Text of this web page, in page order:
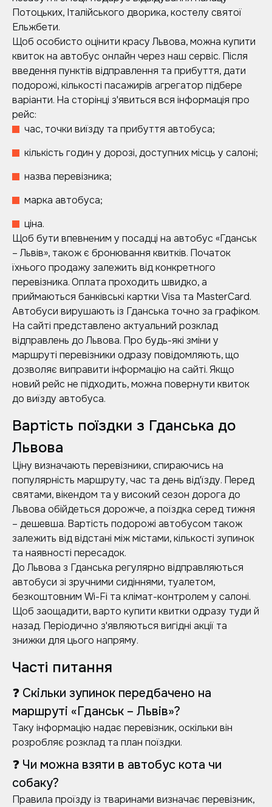
Потоцьких, Італійського дворика, костелу святої
Ельжбети.
Щоб особисто оцінити красу Львова, можна купити
квиток на автобус онлайн через наш сервіс. Після
введення пунктів відправлення та прибуття, дати
подорожі, кількості пасажирів агрегатор підбере
варіанти. На сторінці з'явиться вся інформація про
рейс:
час, точки виїзду та прибуття автобуса;
кількість годин у дорозі, доступних місць у салоні;
назва перевізника;
марка автобуса;
ціна.
Щоб бути впевненим у посадці на автобус «Гданськ
– Львів», також є бронювання квитків. Початок
їхнього продажу залежить від конкретного
перевізника. Оплата проходить швидко, а
приймаються банківські картки Visa та MasterCard.
Автобуси вирушають із Гданська точно за графіком.
На сайті представлено актуальний розклад
відправлень до Львова. Про будь-які зміни у
маршруті перевізники одразу повідомляють, що
дозволяє виправити інформацію на сайті. Якщо
новий рейс не підходить, можна повернути квиток
до виїзду автобуса.
Вартість поїздки з Гданська до
Львова
Ціну визначають перевізники, спираючись на
популярність маршруту, час та день від'їзду. Перед
святами, вікендом та у високий сезон дорога до
Львова обійдеться дорожче, а поїздка серед тижня
– дешевша. Вартість подорожі автобусом також
залежить від відстані між містами, кількості зупинок
та наявності пересадок.
До Львова з Гданська регулярно відправляються
автобуси зі зручними сидіннями, туалетом,
безкоштовним Wi-Fi та клімат-контролем у салоні.
Щоб заощадити, варто купити квитки одразу туди й
назад. Періодично з'являються вигідні акції та
знижки для цього напряму.
Часті питання
❓ Скільки зупинок передбачено на
маршруті «Гданськ – Львів»?
Таку інформацію надає перевізник, оскільки він
розробляє розклад та план поїздки.
❓ Чи можна взяти в автобус кота чи
собаку?
Правила проїзду із тваринами визначає перевізник,